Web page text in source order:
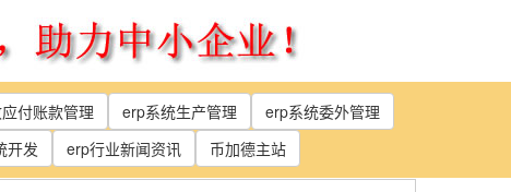
付账款管理 erp系统生产管理
erp系统委外管理
开发 erp行业新闻资讯 币加德主站